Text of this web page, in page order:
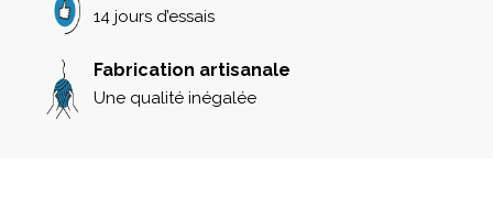
14 jours d’essais
Fabrication artisanale
Une qualité inégalée